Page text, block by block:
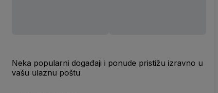
Neka popularni događaji i ponude pristižu izravno u
vašu ulaznu poštu